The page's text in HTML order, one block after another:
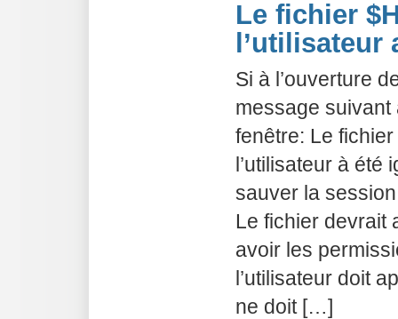
Le fichier
l’utilisateur
Si à l’ouverture
message
fenêtre: Le
l’utilisateur à été
sauver la
Le fichier devrait
avoir les
l’utilisateur doit
ne doit […]